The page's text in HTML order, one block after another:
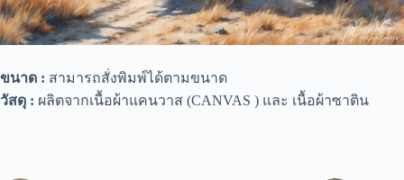
ขนาด : สามารถสั่งพิมพ์ได้ตามขนาด
วัสดุ : ผลิตจากเนื้อผ้าแคนวาส (CANVAS ) และ เนื้อผ้าซาติน